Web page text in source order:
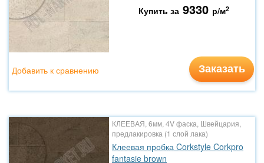
Купить за 9330 р/м2
Заказать
Добавить к сравнению
КЛЕЕВАЯ, 6мм, 4V фаска, Швейцария,
предлакировка (1 слой лака)
Клеевая пробка Corkstyle Corkpro
fantasie brown